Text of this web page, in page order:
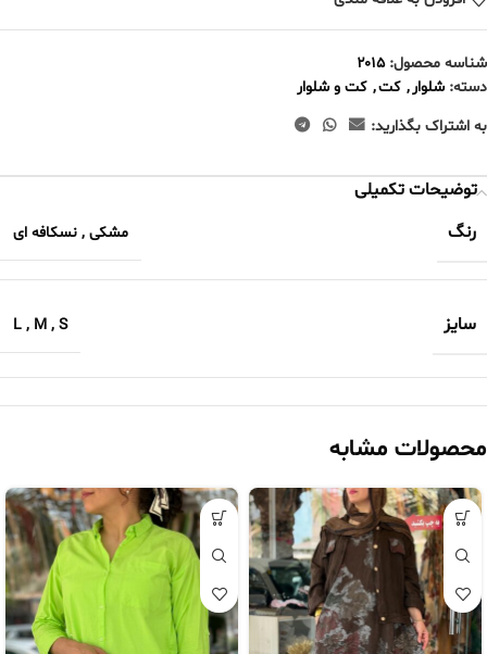
شناسه محصول:۲۰۱۵
دسته: شلوار, کت, کت و شلوار
به اشتراک بگذارید:
توضیحات تکمیلی
رنگ
مشکی , نسکافه ای
سایز L , M , S
محصولات مشابه